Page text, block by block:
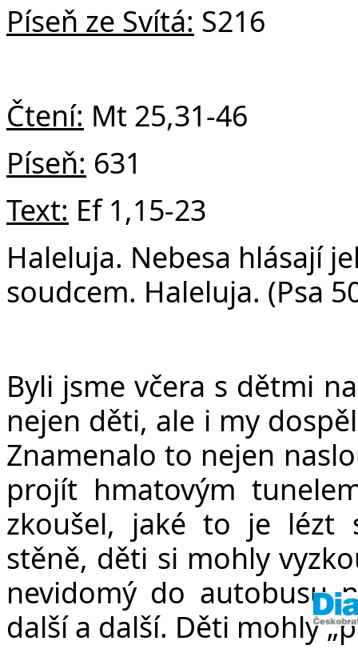
Píseň ze Svítá: S216
Čtení: Mt 25,31-46
Píseň: 631
Text: Ef 1,15-23
Haleluja. Nebesa hlásají
soudcem. Haleluja. (Psa
Byli jsme včera s dětmi
nejen děti, ale i my
Znamenalo to nejen
projít hmatovým
zkoušel, jaké to je lézt
stěně, děti si mohly
nevidomý do autobusu
další a další. Děti mohly